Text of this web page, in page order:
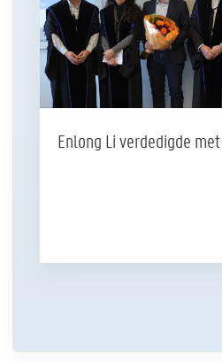
Enlong Li verdedigde